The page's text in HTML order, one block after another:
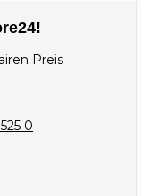
Preis
0